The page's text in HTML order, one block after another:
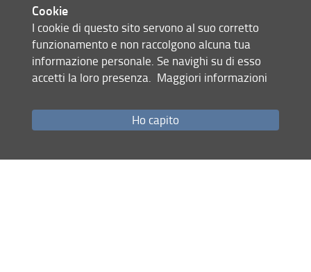
合作创办人，目前依旧在国家和国际领域进行其专业研
究的推进工作。
Condividi
Cookie
I cookie di questo sito servono al suo corretto
funzionamento e non raccolgono alcuna tua
informazione personale. Se navighi su di esso
accetti la loro presenza. Maggiori informazioni
Ho capito